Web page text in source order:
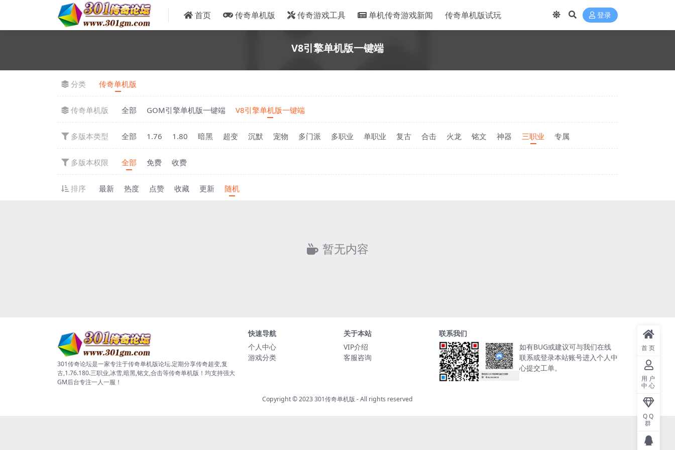
首页 传奇单机版 传奇游戏工具 单机传奇游戏新闻 传奇单机版试玩 登录
V8引擎单机版一键端
分类 传奇单机版
传奇单机版 全部 GOM引擎单机版一键端 V8引擎单机版一键端
多版本类型 全部 1.76 1.80 暗黑 超变 沉默 宠物 多门派 多职业 单职业 复古 合击 火龙 铭文 神器 三职业 专属
多版本权限 全部 免费 收费
排序 最新 热度 点赞 收藏 更新 随机
暂无内容
301传奇论坛是一家专注于传奇单机版论坛.定期分享传奇超变,复
古,1.76.180.三职业,冰雪,暗黑,铭文,合击等传奇单机版！均支持强大
GM后台专注一人一服！
快速导航
个人中心
游戏分类
关于本站
VIP介绍
客服咨询
联系我们
如有BUG或建议可与我们在线
联系或登录本站账号进入个人中
心提交工单。
Copyright © 2023301传奇单机版 - All rights reserved
首页
用户
中心
QQ
群